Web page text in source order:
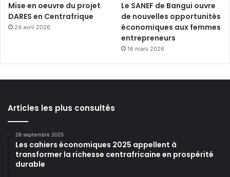
Mise en oeuvre du projet
DARES en Centrafrique
24 avril 2026
Le SANEF de Bangui ouvre
de nouvelles opportunités
économiques aux femmes
entrepreneurs
16 mars 2026
Articles les plus consultés
26 septembre 2025
Les cahiers économiques 2025 appellent à
transformer la richesse centrafricaine en prospérité
durable